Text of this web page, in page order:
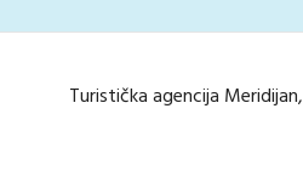
Turistička agencija